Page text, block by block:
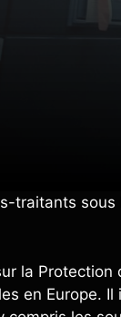
traitants
la
en Europe.